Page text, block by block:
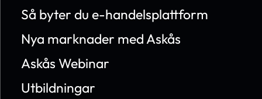
Så byter du e-handelsplattform
Nya marknader med Askås
Askås Webinar
Utbildningar